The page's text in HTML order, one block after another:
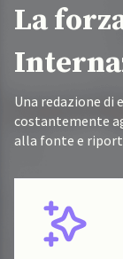
La
Una redazione di
costantemente
alla fonte e